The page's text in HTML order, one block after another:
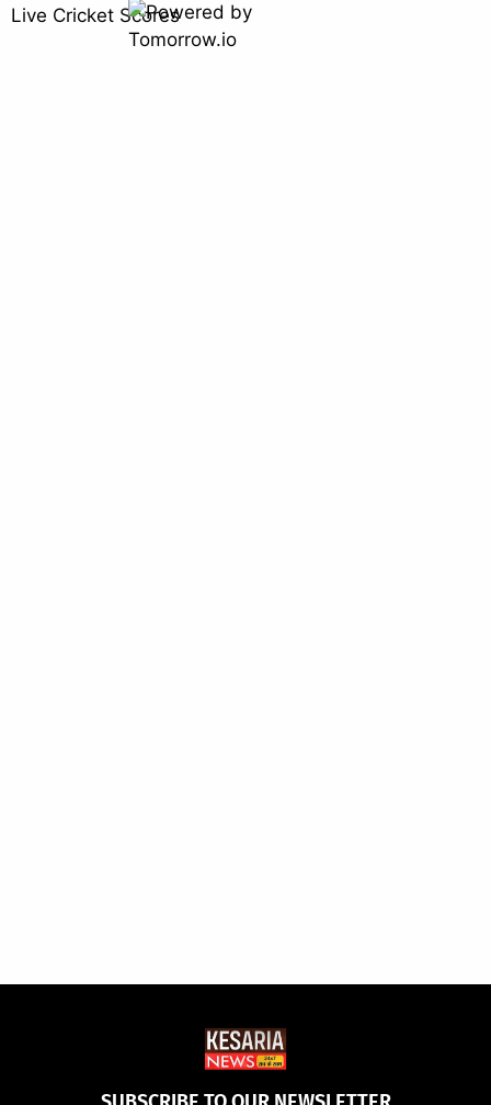
Live Cricket Scores